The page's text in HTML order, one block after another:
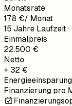
Monatsrate
178 €/ Monat
15 Jahre Laufzeit
Einmalpreis
22.500 €
Netto
+ 32 €
Finanzierung pro